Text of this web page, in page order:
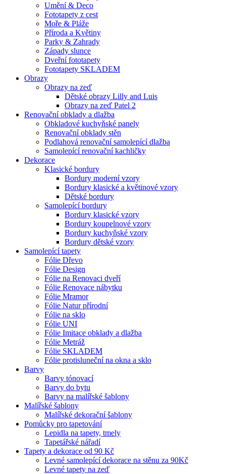
Umění & Deco
Fototapety z cest
Moře & Pláže
Příroda a Květiny
Parky & Zahrady
Západy slunce
Dveřní fototapety
Fototapety SKLADEM
Obrazy
Obrazy na zeď
Dětské obrazy Lilly and Luis
Obrazy na zeď Patel 2
Renovační obklady a dlažba
Obkladové kuchyňské panely
Renovační obklady stěn
Podlahová renovační samolepící dlažba
Samolepící renovační kachličky
Dekorace
Klasické bordury
Bordury moderní vzory
Bordury klasické a květinové vzory
Dětské bordury
Samolepící bordury
Bordury klasické vzory
Bordury koupelnové vzory
Bordury kuchyňské vzory
Bordury dětské vzory
Samolepící tapety
Fólie Dřevo
Fólie Design
Fólie na Renovaci dveří
Fólie Renovace nábytku
Fólie Mramor
Fólie Natur přírodní
Fólie na sklo
Fólie UNI
Fólie Imitace obklady a dlažba
Fólie Metráž
Fólie SKLADEM
Fólie protisluneční na okna a sklo
Barvy
Barvy tónovací
Barvy do bytu
Barvy na malířské šablony
Malířské šablony
Malířské dekorační šablony
Pomůcky pro tapetování
Lepidla na tapety, tmely
Tapetářské nářadí
Tapety a dekorace od 90 Kč
Levné samolepící dekorace na stěnu za 90Kč
Levné tapety na zeď